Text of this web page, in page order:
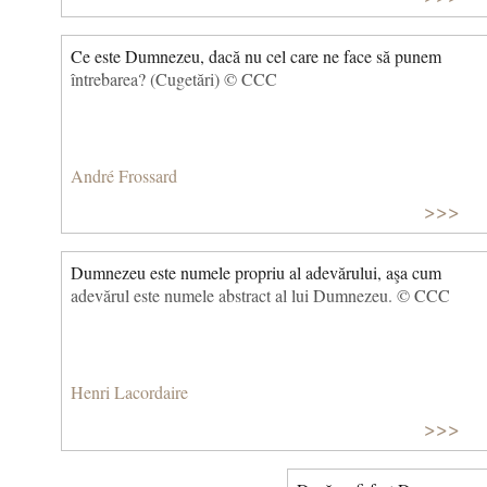
Ce este Dumnezeu, dacă nu cel care ne face să punem
întrebarea? (Cugetări) © CCC
André Frossard
>>>
Dumnezeu este numele propriu al adevărului, aşa cum
adevărul este numele abstract al lui Dumnezeu. © CCC
Henri Lacordaire
>>>